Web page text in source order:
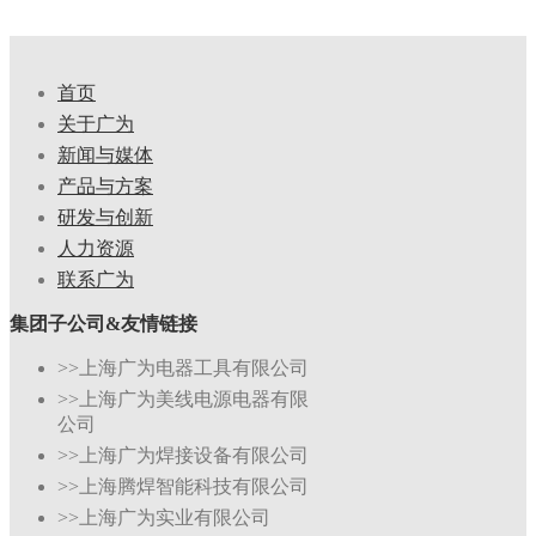
首页
关于广为
新闻与媒体
产品与方案
研发与创新
人力资源
联系广为
集团子公司&友情链接
>>上海广为电器工具有限公司
>>上海广为美线电源电器有限
公司
>>上海广为焊接设备有限公司
>>上海腾焊智能科技有限公司
>>上海广为实业有限公司